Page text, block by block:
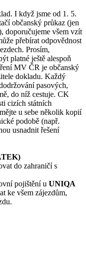
I když jsme od 1. 5.
občanský průkaz (jen
doporučujeme všem vzít
přebírat odpovědnost
Prosím,
platné ještě alespoň
MV ČR je občanský
dokladu. Každý
pasových,
do níž cestuje. CK
cizích státních
u sebe několik kopií
podobě (např.
usnadnit řešení
do zahraničí s
pojištění u UNIQA
ke všem zájezdům,